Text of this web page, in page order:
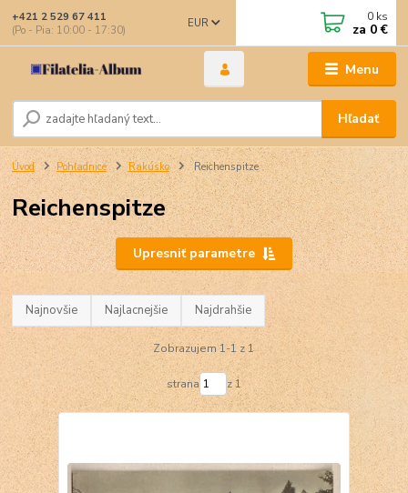
Menu
EUR
Hľadať
+421 2 529 67 411
(Po - Pia: 10:00 - 17:30)
0 ks
za 0 €
Úvod Pohľadnice Rakúsko Reichenspitze
Reichenspitze
Upresniť parametre
Najnovšie Najlacnejšie Najdrahšie
Zobrazujem 1-1 z 1
strana z 1